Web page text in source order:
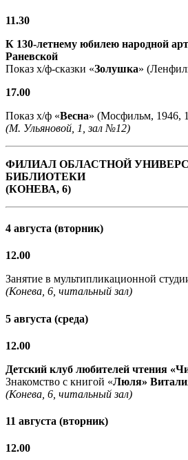
11.30
К 130-летнему юбилею народной
Раневской
Показ х/ф-сказки «Золушка»
17.00
Показ х/ф «Весна» (Мосфильм, 1946,
(М. Ульяновой, 1, зал №12)
ФИЛИАЛ ОБЛАСТНОЙ
БИБЛИОТЕКИ
(КОНЕВА, 6)
4 августа (вторник)
12.00
Занятие в мультипликационной
(Конева, 6, читальный зал)
5 августа (среда)
12.00
Детский клуб любителей чтения
Знакомство с книгой «Люля»
(Конева, 6, читальный зал)
11 августа (вторник)
12.00